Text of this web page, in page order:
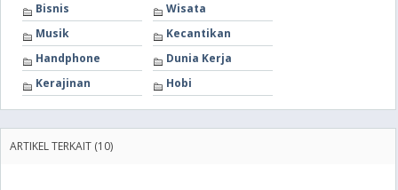
Bisnis
Wisata
Musik
Kecantikan
Handphone
Dunia Kerja
Kerajinan
Hobi
ARTIKEL TERKAIT (10)